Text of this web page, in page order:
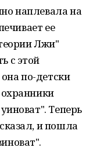
наплевала на
ее
Лжи"
с этой
по-детски
Теперь
и пошла